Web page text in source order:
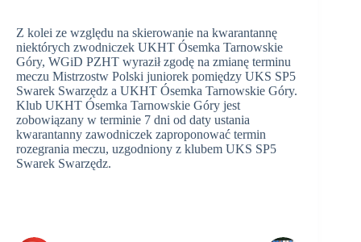
Z kolei ze względu na skierowanie na kwarantannę
niektórych zwodniczek UKHT Ósemka Tarnowskie
Góry, WGiD PZHT wyraził zgodę na zmianę terminu
meczu Mistrzostw Polski juniorek pomiędzy UKS SP5
Swarek Swarzędz a UKHT Ósemka Tarnowskie Góry.
Klub UKHT Ósemka Tarnowskie Góry jest
zobowiązany w terminie 7 dni od daty ustania
kwarantanny zawodniczek zaproponować termin
rozegrania meczu, uzgodniony z klubem UKS SP5
Swarek Swarzędz.